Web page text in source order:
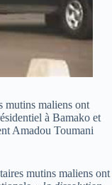
mutins maliens ont
à Bamako et
Amadou Toumani
mutins maliens ont